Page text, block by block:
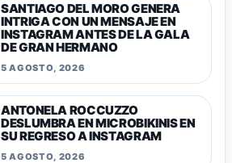
SANTIAGO DEL MORO GENERA
INTRIGA CON UN MENSAJE EN
INSTAGRAM ANTES DE LA GALA
DE GRAN HERMANO
5 AGOSTO, 2026
ANTONELA ROCCUZZO
DESLUMBRA EN MICROBIKINIS EN
SU REGRESO A INSTAGRAM
5 AGOSTO, 2026